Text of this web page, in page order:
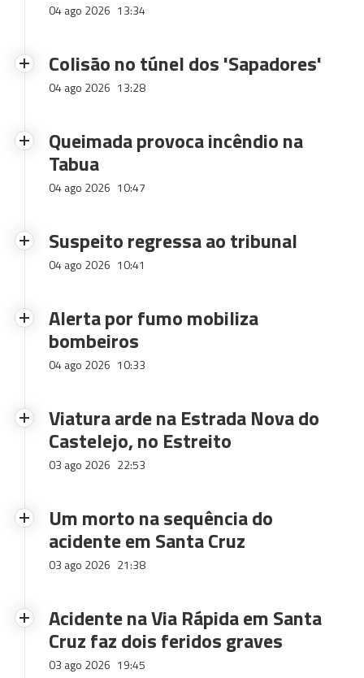
04 ago 2026 13:34
Colisão no túnel dos 'Sapadores'
04 ago 2026 13:28
Queimada provoca incêndio na
Tabua
04 ago 2026 10:47
Suspeito regressa ao tribunal
04 ago 2026 10:41
Alerta por fumo mobiliza
bombeiros
04 ago 2026 10:33
Viatura arde na Estrada Nova do
Castelejo, no Estreito
03 ago 2026 22:53
Um morto na sequência do
acidente em Santa Cruz
03 ago 2026 21:38
Acidente na Via Rápida em Santa
Cruz faz dois feridos graves
03 ago 2026 19:45